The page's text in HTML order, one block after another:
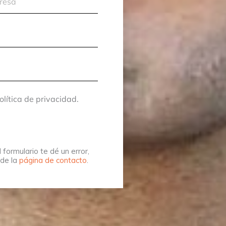
de privacidad.
formulario te dé un error,
la página de contacto